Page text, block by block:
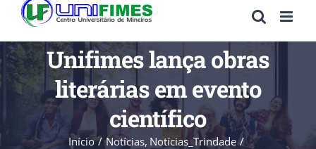
Unifimes lança obras
literárias em evento
científico
Início Notícias Notícias_Trindade